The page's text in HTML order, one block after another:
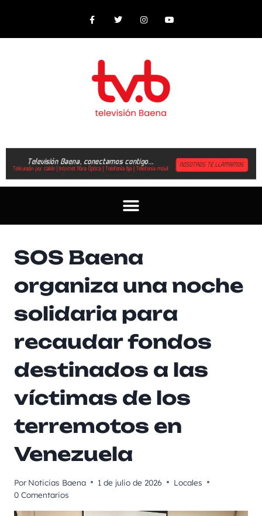
SOS Baena
organiza una noche
solidaria para
recaudar fondos
destinados a las
víctimas de los
terremotos en
Venezuela
Por Noticias Baena 1 de julio de 2026
Locales
0 Comentarios